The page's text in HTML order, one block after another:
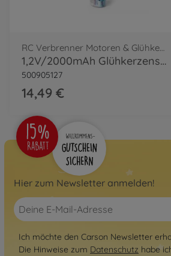
RC Verbrenner Motoren & Glühkerzen
1,2V/2000mAh Glühkerzenstecker Akku
500905127
14,49 €
Hier zum Newsletter anmelden!
Ich möchte den Carson Newsletter
Die Hinweise zum Datenschutz habe